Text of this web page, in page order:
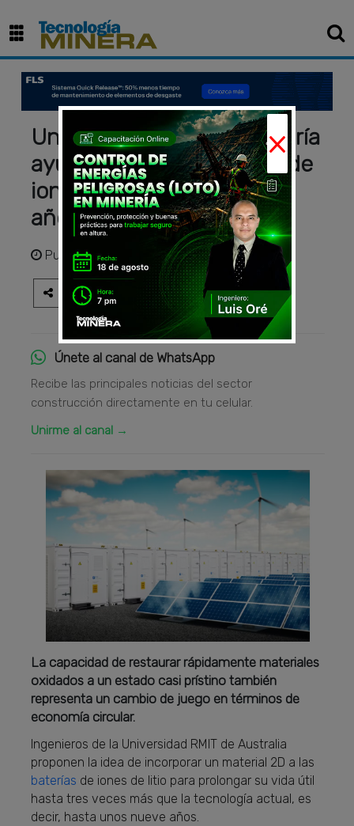
Una nueva tecnología podría
ayudar a que las baterías de
iones de litio duren nueve
años
Publicadohace 3 años
Únete al canal de WhatsApp
Recibe las principales noticias del sector
construcción directamente en tu celular.
Unirme al canal →
La capacidad de restaurar rápidamente materiales
oxidados a un estado casi prístino también
representa un cambio de juego en términos de
economía circular.
Ingenieros de la Universidad RMIT de Australia
proponen la idea de incorporar un material 2D a las
baterías de iones de litio para prolongar su vida útil
hasta tres veces más que la tecnología actual, es
decir, hasta unos nueve años.
×